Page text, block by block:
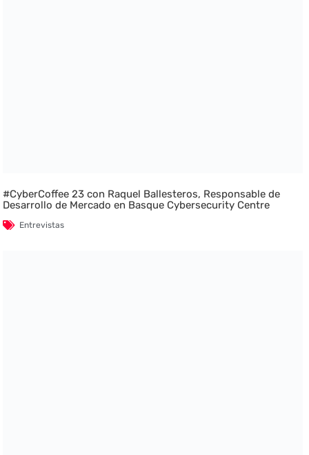
#CyberCoffee 23 con Raquel Ballesteros, Responsable de
Desarrollo de Mercado en Basque Cybersecurity Centre
Entrevistas